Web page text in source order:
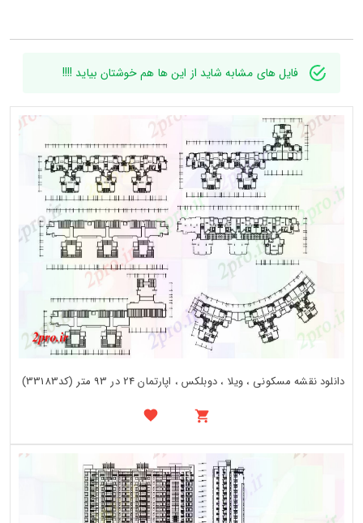
فایل های مشابه شاید از این ها هم خوشتان بیاید !!!!
دانلود نقشه مسکونی ، ویلا ، دوبلکس ، اپارتمان 24 در 93 متر (کد33183)